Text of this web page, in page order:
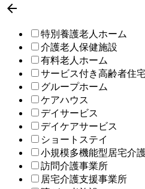

特別養護老人ホーム
介護老人保健施設
有料老人ホーム
サービス付き高齢者住宅
グループホーム
ケアハウス
デイサービス
デイケアサービス
ショートステイ
小規模多機能型居宅介
訪問介護事業所
居宅介護支援事業所